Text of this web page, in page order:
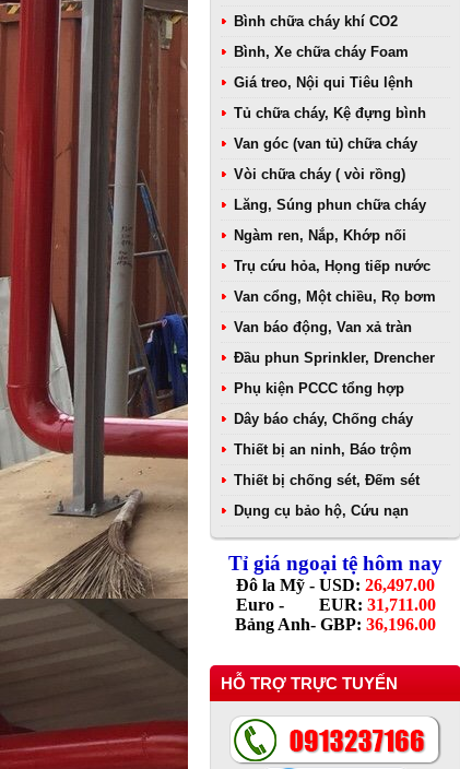
Bình chữa cháy khí CO2
Bình, Xe chữa cháy Foam
Giá treo, Nội qui Tiêu lệnh
Tủ chữa cháy, Kệ đựng bình
Van góc (van tủ) chữa cháy
Vòi chữa cháy ( vòi rồng)
Lăng, Súng phun chữa cháy
Ngàm ren, Nắp, Khớp nối
Trụ cứu hỏa, Họng tiếp nước
Van cổng, Một chiều, Rọ bơm
Van báo động, Van xả tràn
Đầu phun Sprinkler, Drencher
Phụ kiện PCCC tổng hợp
Dây báo cháy, Chống cháy
Thiết bị an ninh, Báo trộm
Thiết bị chống sét, Đếm sét
Dụng cụ bảo hộ, Cứu nạn
Tỉ giá ngoại tệ hôm nay
Đô la Mỹ - USD: 26,497.00
Euro - EUR: 31,711.00
Bảng Anh- GBP: 36,196.00
HỖ TRỢ TRỰC TUYẾN